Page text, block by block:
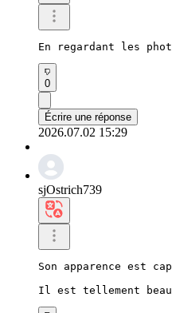
En regardant les
0
Écrire une réponse
2026.07.02 15:29
sjOstrich739
Son apparence est
Il est tellement